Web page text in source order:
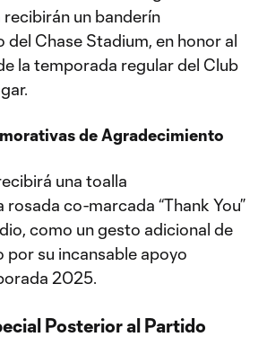
un banderín
Chase Stadium, en honor al
la temporada regular del Club
de Agradecimiento
una toalla
co-marcada “Thank You”
como un gesto adicional de
por su incansable apoyo
2025.
Posterior al Partido